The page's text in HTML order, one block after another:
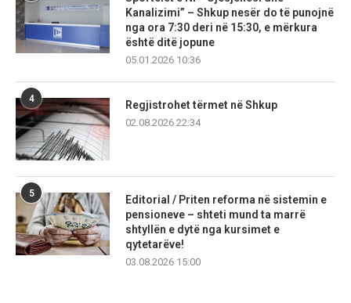
Kanalizimi” – Shkup nesër do të punojnë
nga ora 7:30 deri në 15:30, e mërkura
është ditë jopune
05.01.2026 10:36
4
Regjistrohet tërmet në Shkup
02.08.2026 22:34
5
Editorial / Priten reforma në sistemin e
pensioneve – shteti mund ta marrë
shtyllën e dytë nga kursimet e
qytetarëve!
03.08.2026 15:00